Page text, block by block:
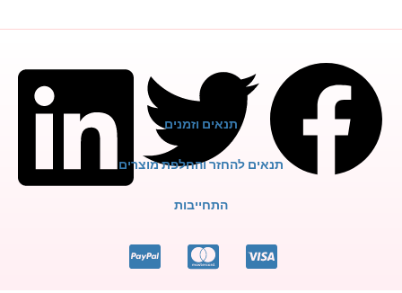
תנאים וזמנים
תנאים להחזר והחלפת מוצרים
התחייבות